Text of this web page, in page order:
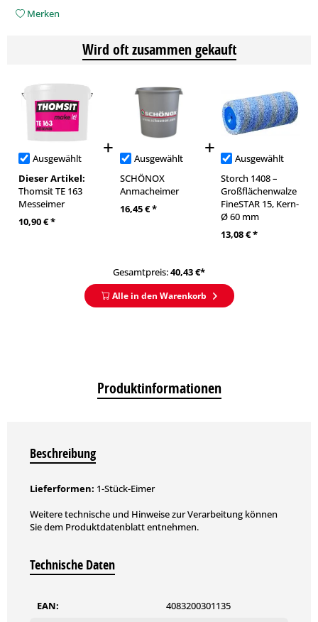
Merken
Wird oft zusammen gekauft
Ausgewählt
Dieser Artikel:
Thomsit TE 163
Messeimer
10,90 € *
Ausgewählt
SCHÖNOX
Anmacheimer
16,45 € *
Ausgewählt
Storch 1408 –
Großflächenwalze
FineSTAR 15, Kern-
Ø 60 mm
13,08 € *
Gesamtpreis:40,43€*
Alle in den Warenkorb
Produktinformationen
Beschreibung
Lieferformen: 1-Stück-Eimer
Weitere technische und Hinweise zur Verarbeitung können
Sie dem Produktdatenblatt entnehmen.
Technische Daten
EAN: 4083200301135